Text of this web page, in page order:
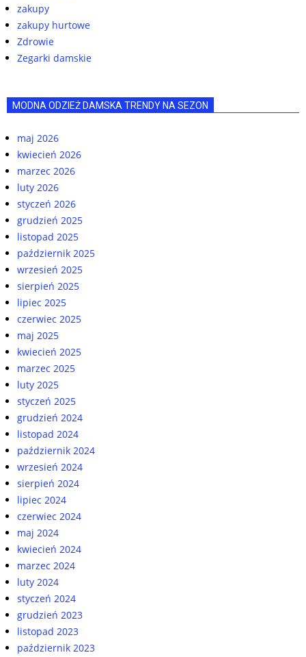
zakupy
zakupy hurtowe
Zdrowie
Zegarki damskie
MODNA ODZIEŻ DAMSKA TRENDY NA SEZON
maj 2026
kwiecień 2026
marzec 2026
luty 2026
styczeń 2026
grudzień 2025
listopad 2025
październik 2025
wrzesień 2025
sierpień 2025
lipiec 2025
czerwiec 2025
maj 2025
kwiecień 2025
marzec 2025
luty 2025
styczeń 2025
grudzień 2024
listopad 2024
październik 2024
wrzesień 2024
sierpień 2024
lipiec 2024
czerwiec 2024
maj 2024
kwiecień 2024
marzec 2024
luty 2024
styczeń 2024
grudzień 2023
listopad 2023
październik 2023